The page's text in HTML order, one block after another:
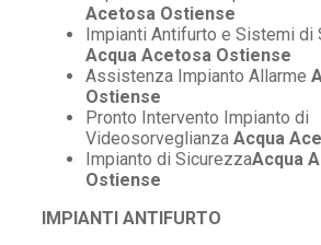
Acetosa Ostiense
Impianti Antifurto e Sistemi di
Acqua Acetosa Ostiense
Assistenza Impianto Allarme
Ostiense
Pronto Intervento Impianto di
Videosorveglianza Acqua
Impianto di SicurezzaAcqua
Ostiense
IMPIANTI ANTIFURTO